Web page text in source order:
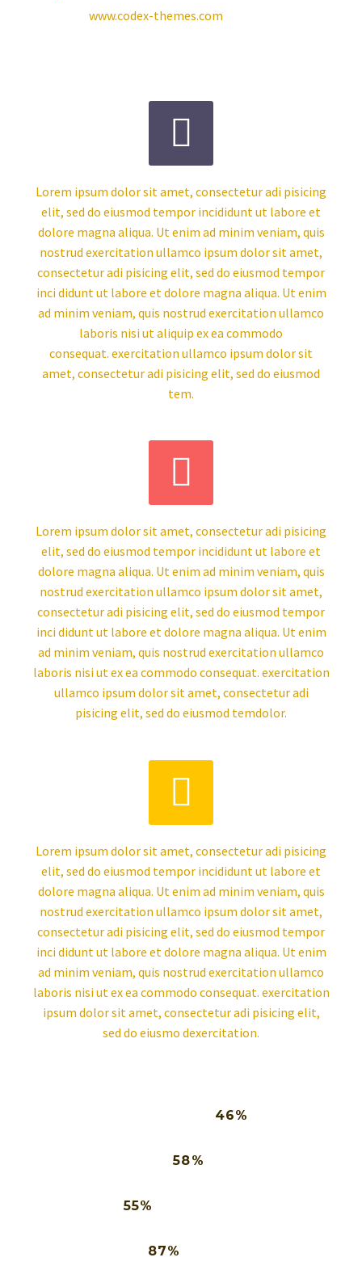
www.codex-themes.com


Lorem ipsum dolor sit amet, consectetur adi pisicing
elit, sed do eiusmod tempor incididunt ut labore et
dolore magna aliqua. Ut enim ad minim veniam, quis
nostrud exercitation ullamco ipsum dolor sit amet,
consectetur adi pisicing elit, sed do eiusmod tempor
inci didunt ut labore et dolore magna aliqua. Ut enim
ad minim veniam, quis nostrud exercitation ullamco
laboris nisi ut aliquip ex ea commodo
consequat. exercitation ullamco ipsum dolor sit
amet, consectetur adi pisicing elit, sed do eiusmod
tem.


Lorem ipsum dolor sit amet, consectetur adi pisicing
elit, sed do eiusmod tempor incididunt ut labore et
dolore magna aliqua. Ut enim ad minim veniam, quis
nostrud exercitation ullamco ipsum dolor sit amet,
consectetur adi pisicing elit, sed do eiusmod tempor
inci didunt ut labore et dolore magna aliqua. Ut enim
ad minim veniam, quis nostrud exercitation ullamco
laboris nisi ut ex ea commodo consequat. exercitation
ullamco ipsum dolor sit amet, consectetur adi
pisicing elit, sed do eiusmod temdolor.


Lorem ipsum dolor sit amet, consectetur adi pisicing
elit, sed do eiusmod tempor incididunt ut labore et
dolore magna aliqua. Ut enim ad minim veniam, quis
nostrud exercitation ullamco ipsum dolor sit amet,
consectetur adi pisicing elit, sed do eiusmod tempor
inci didunt ut labore et dolore magna aliqua. Ut enim
ad minim veniam, quis nostrud exercitation ullamco
laboris nisi ut ex ea commodo consequat. exercitation
ipsum dolor sit amet, consectetur adi pisicing elit,
sed do eiusmo dexercitation.
46%
58%
55%
87%